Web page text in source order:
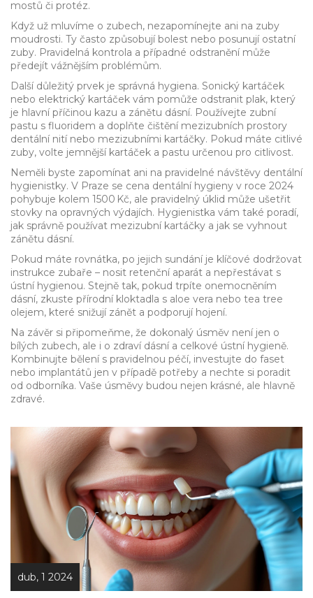
mostů či protéz.
Když už mluvíme o zubech, nezapomínejte ani na zuby
moudrosti. Ty často způsobují bolest nebo posunují ostatní
zuby. Pravidelná kontrola a případné odstranění může
předejít vážnějším problémům.
Další důležitý prvek je správná hygiena. Sonický kartáček
nebo elektrický kartáček vám pomůže odstranit plak, který
je hlavní příčinou kazu a zánětu dásní. Používejte zubní
pastu s fluoridem a doplňte čištění mezizubních prostory
dentální nití nebo mezizubními kartáčky. Pokud máte citlivé
zuby, volte jemnější kartáček a pastu určenou pro citlivost.
Neměli byste zapomínat ani na pravidelné návštěvy dentální
hygienistky. V Praze se cena dentální hygieny v roce 2024
pohybuje kolem 1500 Kč, ale pravidelný úklid může ušetřit
stovky na opravných výdajích. Hygienistka vám také poradí,
jak správně používat mezizubní kartáčky a jak se vyhnout
zánětu dásní.
Pokud máte rovnátka, po jejich sundání je klíčové dodržovat
instrukce zubaře – nosit retenční aparát a nepřestávat s
ústní hygienou. Stejně tak, pokud trpíte onemocněním
dásní, zkuste přírodní kloktadla s aloe vera nebo tea tree
olejem, které snižují zánět a podporují hojení.
Na závěr si připomeňme, že dokonalý úsměv není jen o
bílých zubech, ale i o zdraví dásní a celkové ústní hygieně.
Kombinujte bělení s pravidelnou péčí, investujte do faset
nebo implantátů jen v případě potřeby a nechte si poradit
od odborníka. Vaše úsměvy budou nejen krásné, ale hlavně
zdravé.
dub, 1 2024